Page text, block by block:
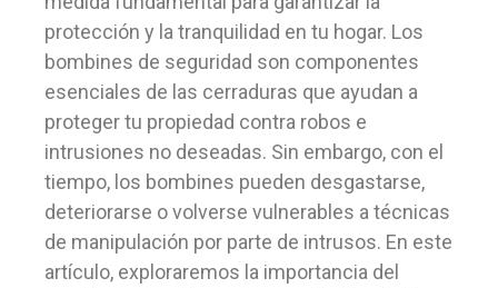
protección y la tranquilidad en tu hogar. Los
bombines de seguridad son componentes
esenciales de las cerraduras que ayudan a
proteger tu propiedad contra robos e
intrusiones no deseadas. Sin embargo, con el
tiempo, los bombines pueden desgastarse,
deteriorarse o volverse vulnerables a técnicas
de manipulación por parte de intrusos. En este
artículo, exploraremos la importancia del